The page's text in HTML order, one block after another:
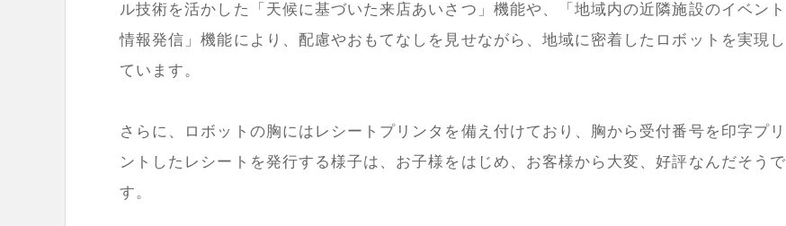
ル技術を活かした「天候に基づいた来店あいさつ」機能や、「地域内の近隣施設のイベント
情報発信」機能により、配慮やおもてなしを見せながら、地域に密着したロボットを実現し
ています。
さらに、ロボットの胸にはレシートプリンタを備え付けており、胸から受付番号を印字プリ
ントしたレシートを発行する様子は、お子様をはじめ、お客様から大変、好評なんだそうで
す。